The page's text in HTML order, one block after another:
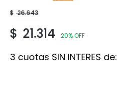
$ 26.643
$ 21.314 20% OFF
3 cuotas SIN INTERES de: